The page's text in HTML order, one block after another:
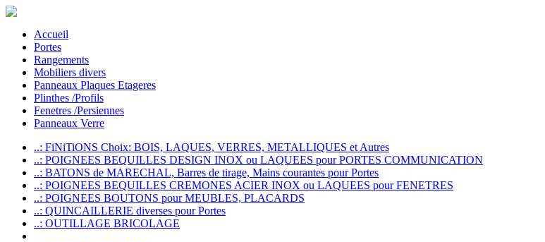
Accueil
Portes
Rangements
Mobiliers divers
Panneaux Plaques Etageres
Plinthes /Profils
Fenetres /Persiennes
Panneaux Verre
..: FiNiTiONS Choix: BOIS, LAQUES, VERRES, METALLIQUES et Autres
..: POIGNEES BEQUILLES DESIGN INOX ou LAQUEES pour PORTES COMMUNICATION
..: BATONS de MARECHAL, Barres de tirage, Mains courantes pour Portes
..: POIGNEES BEQUILLES CREMONES ACIER INOX ou LAQUEES pour FENETRES
..: POIGNEES BOUTONS pour MEUBLES, PLACARDS
..: QUINCAILLERIE diverses pour Portes
..: OUTILLAGE BRICOLAGE